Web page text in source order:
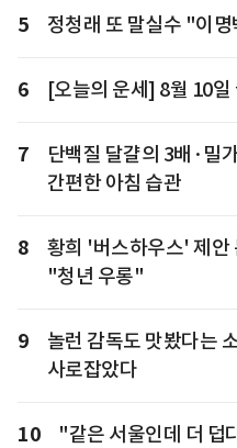
5 정청래 또 말실수 "이
6 [오늘의 운세] 8월 10
7
단백질 달걀의 3배·밀
간편한 아침 습관
8
황희 '버스하우스' 제
"청년 우롱"
9
놀런 감독도 맛봤다는
사로잡았다
10
"같은 서울인데 더